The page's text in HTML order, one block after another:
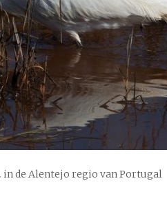
de Alentejo regio van Portugal